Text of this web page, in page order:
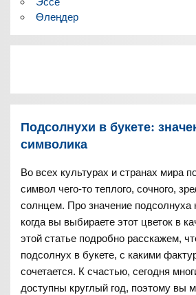
Өлеңдер
Подсолнухи в букете:
символика
Во всех культурах и странах мира
символ чего-то теплого, сочного,
солнцем. Про значение подсолнуха
когда вы выбираете этот цветок в
этой статье подробно расскажем,
подсолнух в букете, с какими
сочетается. К счастью, сегодня
доступны круглый год, поэтому вы